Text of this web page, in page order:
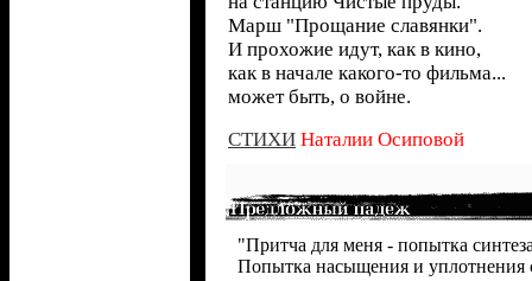
Марш "Прощание славянки".
И прохожие идут, как в кино,
как в начале какого-то фильма...
может быть, о войне.
СТИХИ Наталии Осиповой
"Притча для меня - попытка
Попытка насыщения и уплотнения